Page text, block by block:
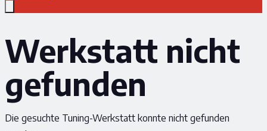
Werkstatt nicht
gefunden
Die gesuchte Tuning-Werkstatt konnte nicht gefunden